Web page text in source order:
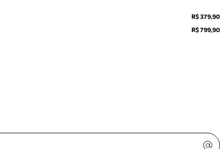
R$ 379,90
R$ 799,90